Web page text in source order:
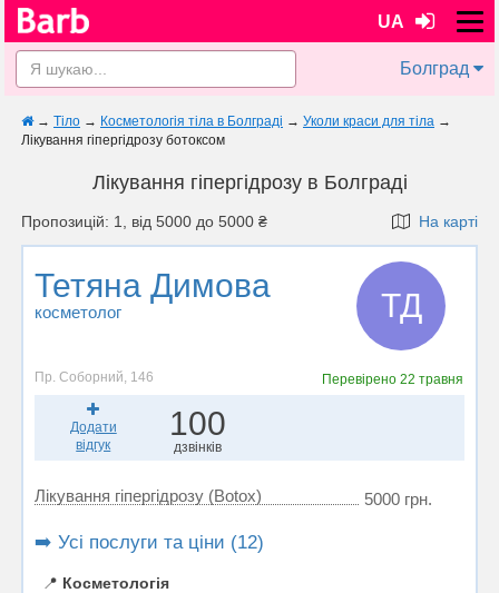
UA
Болград
→ Тіло → Косметологія тіла в Болграді → Уколи краси для тіла →
Лікування гіпергідрозу ботоксом
Лікування гіпергідрозу в Болграді
Пропозицій: 1, від 5000 до 5000 ₴ На карті
Тетяна Димова
косметолог ТД
Пр. Соборний, 146 Перевірено22 травня
Додати
відгук
100
дзвінків
Лікування гіпергідрозу (Botox) 5000 грн.
➡️ Усі послуги та ціни (12)
📍 Косметологія